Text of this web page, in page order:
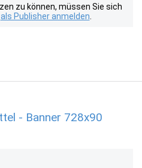
zu können, müssen Sie sich
als Publisher anmelden
- Banner 728x90